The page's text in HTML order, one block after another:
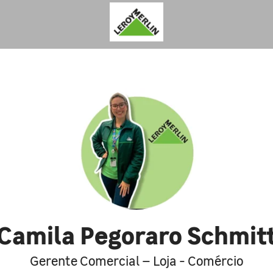
Pegoraro
Gerente Comercial – Loja - Comércio